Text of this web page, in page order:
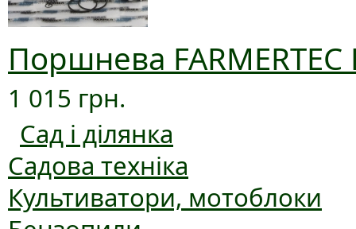
Поршнева
1 015 грн.
Сад і ділянка
Садова техніка
Культиватори, мотоблоки